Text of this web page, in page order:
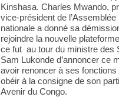
Kinshasa. Charles Mwando,
vice-président de l’Assemblée
nationale a donné sa
rejoindre la nouvelle
ce fut au tour du ministre des
Sam Lukonde d’annoncer ce
avoir renoncer à ses fonctions
obéir à la consigne de son
Avenir du Congo.